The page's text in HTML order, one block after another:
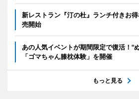
新レストラン『汀の杜』ランチ付きお
売開始
あの人気イベントが期間限定で復活！"
「ゴマちゃん膝枕体験」を開催
もっと見る